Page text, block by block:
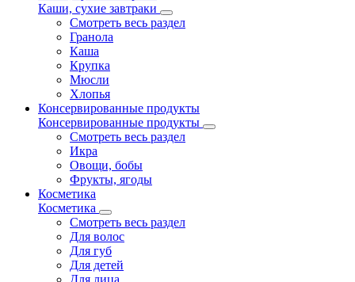
Каши, сухие завтраки
Смотреть весь раздел
Гранола
Каша
Крупка
Мюсли
Хлопья
Консервированные продукты
Консервированные продукты
Смотреть весь раздел
Икра
Овощи, бобы
Фрукты, ягоды
Косметика
Косметика
Смотреть весь раздел
Для волос
Для губ
Для детей
Для лица